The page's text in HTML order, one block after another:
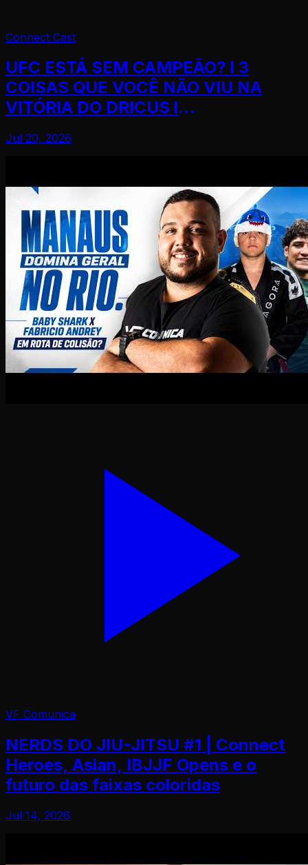
Connect Cast
UFC ESTÁ SEM CAMPEÃO? l 3
COISAS QUE VOCÊ NÃO VIU NA
VITÓRIA DO DRICUS l
Jul 20, 2026
VF Comunica
NERDS DO JIU-JITSU #1 | Connect
Heroes, Asian, IBJJF Opens e o
futuro das faixas coloridas
Jul 14, 2026